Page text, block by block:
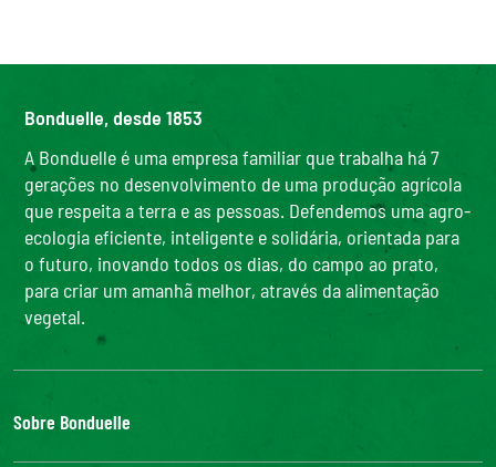
Bonduelle, desde 1853
A Bonduelle é uma empresa familiar que trabalha há 7
gerações no desenvolvimento de uma produção agrícola
que respeita a terra e as pessoas. Defendemos uma agro-
ecologia eficiente, inteligente e solidária, orientada para
o futuro, inovando todos os dias, do campo ao prato,
para criar um amanhã melhor, através da alimentação
vegetal.
Sobre Bonduelle
O Grupo Bonduelle